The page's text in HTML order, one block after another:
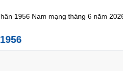
1956 Nam mạng tháng 6 năm